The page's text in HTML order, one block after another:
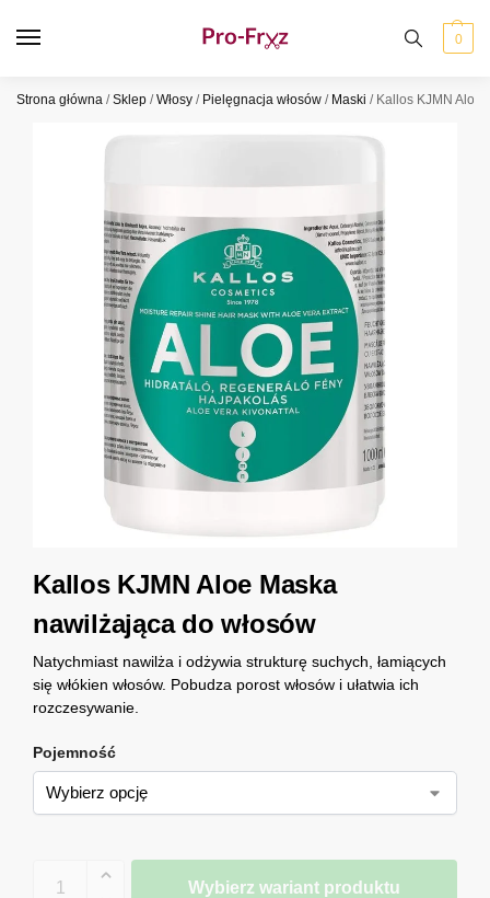
0
Strona główna /Sklep /Włosy / Pielęgnacja włosów / Maski / Kallos KJMN Aloe
Kallos KJMN Aloe Maska
nawilżająca do włosów
Natychmiast nawilża i odżywia strukturę suchych, łamiących
się włókien włosów. Pobudza porost włosów i ułatwia ich
rozczesywanie.
Pojemność
Wybierz wariant produktu